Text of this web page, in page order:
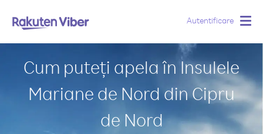
Autentificare
Cum puteți apela în Insulele
Mariane de Nord din Cipru
de Nord